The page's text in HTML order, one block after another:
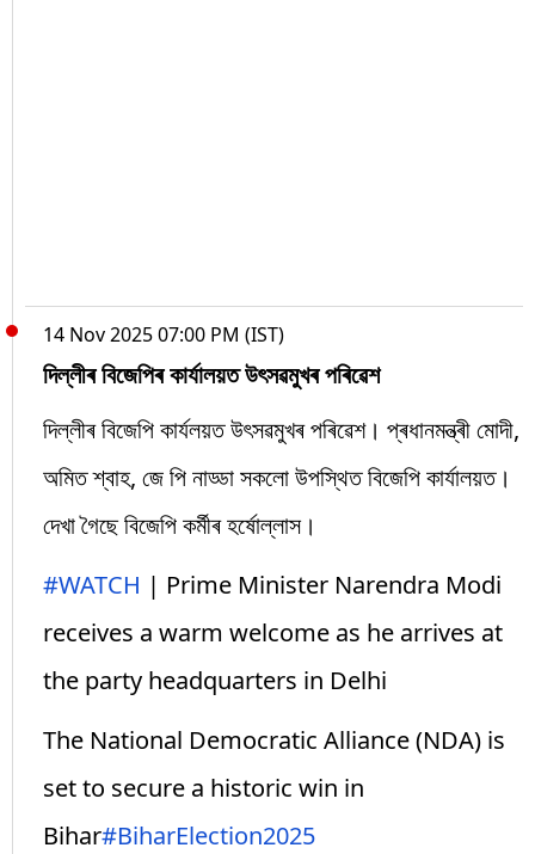
14 Nov 2025 07:00 PM (IST)
দিল্লীৰ বিজেপিৰ কাৰ্যালয়ত উৎসৱমুখৰ পৰিৱেশ
দিল্লীৰ বিজেপি কাৰ্যলয়ত উৎসৱমুখৰ পৰিৱেশ। প্ৰধানমন্ত্ৰী মোদী,
অমিত শ্বাহ, জে পি নাড্ডা সকলো উপস্থিত বিজেপি কাৰ্যালয়ত।
দেখা গৈছে বিজেপি কৰ্মীৰ হৰ্ষোল্লাস।
#WATCH | Prime Minister Narendra Modi
receives a warm welcome as he arrives at
the party headquarters in Delhi
The National Democratic Alliance (NDA) is
set to secure a historic win in
Bihar#BiharElection2025